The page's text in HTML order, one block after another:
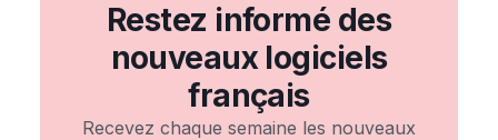
Restez informé des
nouveaux logiciels
français
Recevez chaque semaine les nouveaux